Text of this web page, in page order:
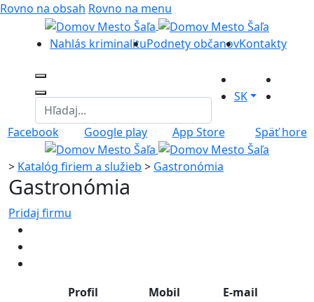
Rovno na obsah Rovno na menu
Nahlás kriminalituPodnety občanovKontakty
SK
Facebook Google play App Store Späť hore
> Katalóg firiem a služieb > Gastronómia
Gastronómia
Pridaj firmu
Profil Mobil
E-mail